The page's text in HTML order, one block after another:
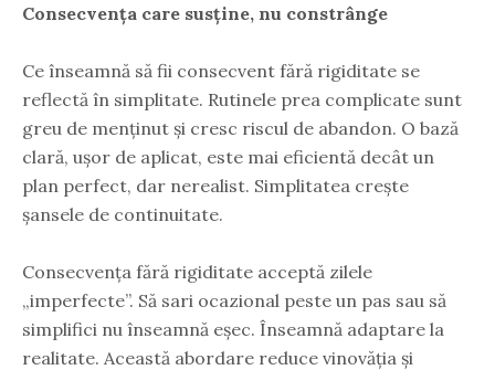
Consecvența care susține, nu constrânge
Ce înseamnă să fii consecvent fără rigiditate se
reflectă în simplitate. Rutinele prea complicate sunt
greu de menținut și cresc riscul de abandon. O bază
clară, ușor de aplicat, este mai eficientă decât un
plan perfect, dar nerealist. Simplitatea crește
șansele de continuitate.
Consecvența fără rigiditate acceptă zilele
„imperfecte”. Să sari ocazional peste un pas sau să
simplifici nu înseamnă eșec. Înseamnă adaptare la
realitate. Această abordare reduce vinovăția și